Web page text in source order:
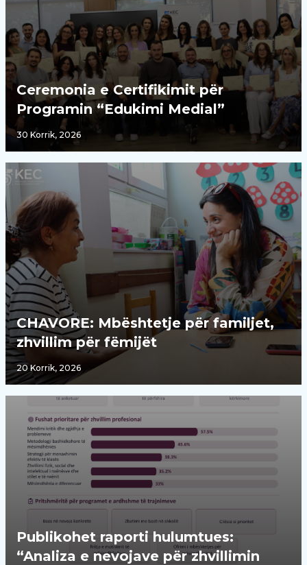
Ceremonia e Certifikimit për
Programin “Edukimi Medial”
30 Korrik, 2026
CHAVORE: Mbështetje për familjet,
zhvillim për fëmijët
20 Korrik, 2026
Publikohet raporti hulumtues:
“Analiza e nevojave për zhvillimin